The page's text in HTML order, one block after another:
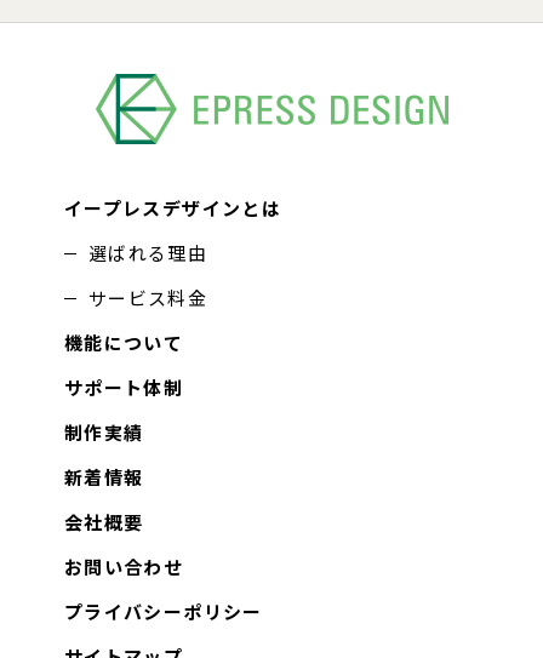
イープレスデザインとは
選ばれる理由
サービス料金
機能について
サポート体制
制作実績
新着情報
会社概要
お問い合わせ
プライバシーポリシー